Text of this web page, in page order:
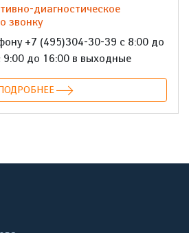
диагностическое
звонку
+7 (495)304-30-39 с 8:00 до
9:00 до 16:00 в выходные